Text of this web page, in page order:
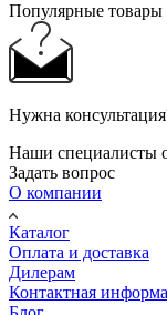
Популярные товары
Нужна
Наши специалисты
Задать вопрос
О компании
Каталог
Оплата и доставка
Дилерам
Контактная